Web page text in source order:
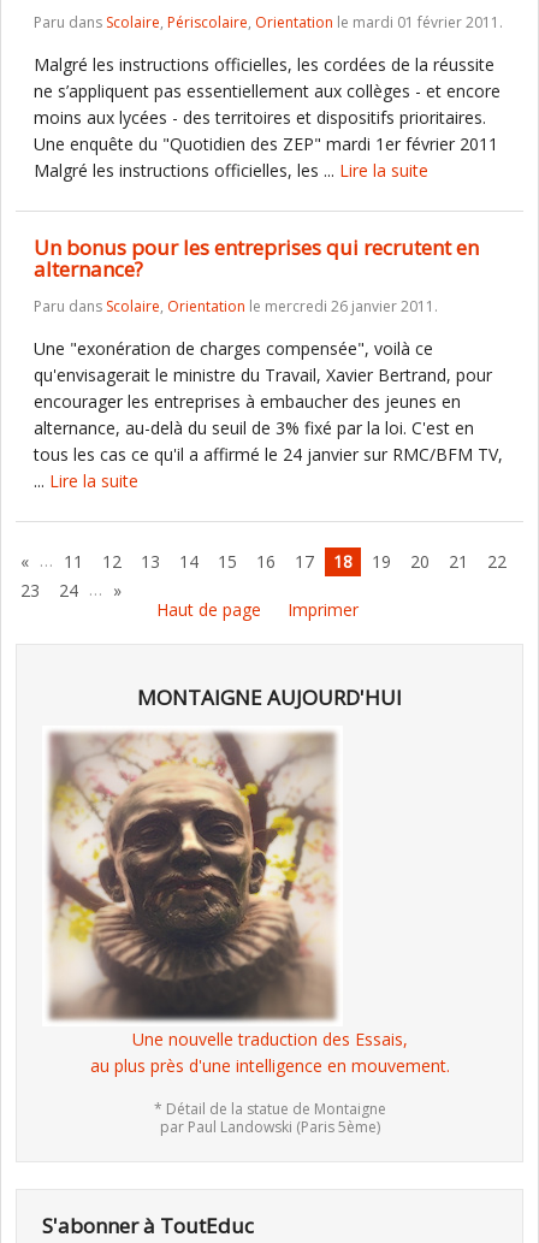
Paru dans Scolaire, Périscolaire, Orientation le mardi 01 février 2011.
Malgré les instructions officielles, les cordées de la réussite
ne s’appliquent pas essentiellement aux collèges - et encore
moins aux lycées - des territoires et dispositifs prioritaires.
Une enquête du "Quotidien des ZEP" mardi 1er février 2011
Malgré les instructions officielles, les ... Lire la suite
Un bonus pour les entreprises qui recrutent en
alternance?
Paru dans Scolaire, Orientation le mercredi 26 janvier 2011.
Une "exonération de charges compensée", voilà ce
qu'envisagerait le ministre du Travail, Xavier Bertrand, pour
encourager les entreprises à embaucher des jeunes en
alternance, au-delà du seuil de 3% fixé par la loi. C'est en
tous les cas ce qu'il a affirmé le 24 janvier sur RMC/BFM TV,
... Lire la suite
« … 11 12 13 14 15 16 17 18 19 20 21
22
23
24 … »
Haut de page
Imprimer
MONTAIGNE AUJOURD'HUI
Une nouvelle traduction des Essais,
au plus près d'une intelligence en mouvement.
* Détail de la statue de Montaigne
par Paul Landowski (Paris 5ème)
S'abonner à ToutEduc